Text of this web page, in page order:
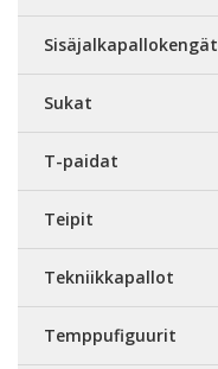
Sisäjalkapallokengät
Sukat
T-paidat
Teipit
Tekniikkapallot
Temppufiguurit